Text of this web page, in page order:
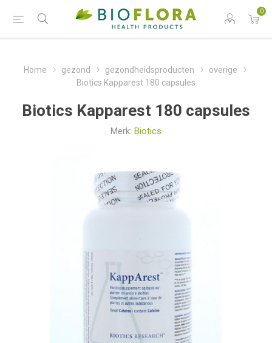
0
Home gezond gezondheidsproducten
overige
Biotics Kapparest 180 capsules
Biotics Kapparest 180 capsules
Merk: Biotics